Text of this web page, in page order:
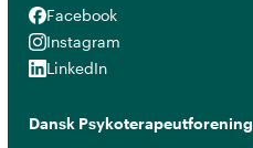
Facebook
Facebook
Instagram
Instagram
LinkedIn
LinkedIn
Dansk Psykoterapeutforening